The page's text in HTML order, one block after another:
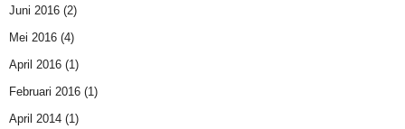
Juni 2016 (2)
Mei 2016 (4)
April 2016 (1)
Februari 2016 (1)
April 2014 (1)